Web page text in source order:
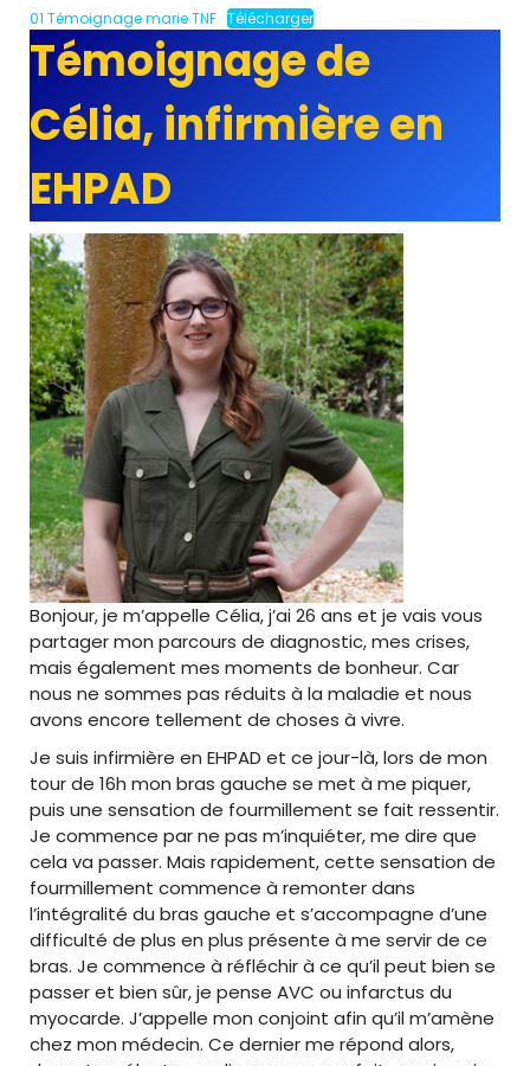
01 Témoignage marie TNF Télécharger
Témoignage de
Célia, infirmière en
EHPAD
Bonjour, je m’appelle Célia, j’ai 26 ans et je vais vous
partager mon parcours de diagnostic, mes crises,
mais également mes moments de bonheur. Car
nous ne sommes pas réduits à la maladie et nous
avons encore tellement de choses à vivre.
Je suis infirmière en EHPAD et ce jour-là, lors de mon
tour de 16h mon bras gauche se met à me piquer,
puis une sensation de fourmillement se fait ressentir.
Je commence par ne pas m’inquiéter, me dire que
cela va passer. Mais rapidement, cette sensation de
fourmillement commence à remonter dans
l’intégralité du bras gauche et s’accompagne d’une
difficulté de plus en plus présente à me servir de ce
bras. Je commence à réfléchir à ce qu’il peut bien se
passer et bien sûr, je pense AVC ou infarctus du
myocarde. J’appelle mon conjoint afin qu’il m’amène
chez mon médecin. Ce dernier me répond alors,